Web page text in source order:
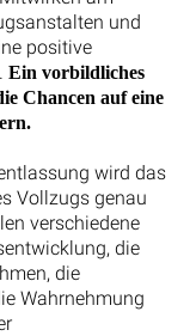
und
positive
Ein vorbildliches
Chancen auf eine
wird das
Vollzugs genau
verschiedene
die
die
Wahrnehmung